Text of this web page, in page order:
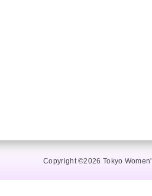
Copyright ©2026 Tokyo